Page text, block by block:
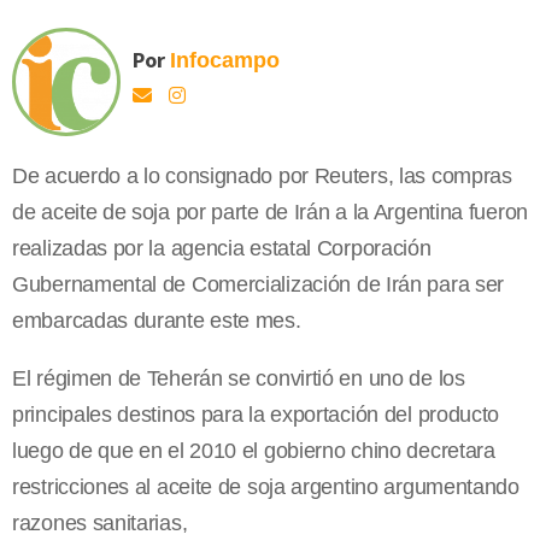
Por Infocampo
De acuerdo a lo consignado por Reuters, las compras
de aceite de soja por parte de Irán a la Argentina fueron
realizadas por la agencia estatal Corporación
Gubernamental de Comercialización de Irán para ser
embarcadas durante este mes.
El régimen de Teherán se convirtió en uno de los
principales destinos para la exportación del producto
luego de que en el 2010 el gobierno chino decretara
restricciones al aceite de soja argentino argumentando
razones sanitarias,